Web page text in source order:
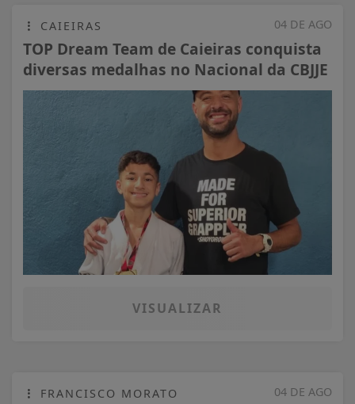
04 DE AGO
CAIEIRAS
TOP Dream Team de Caieiras conquista
diversas medalhas no Nacional da CBJJE
VISUALIZAR
04 DE AGO
FRANCISCO MORATO